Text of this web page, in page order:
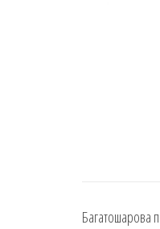
Багатошарова